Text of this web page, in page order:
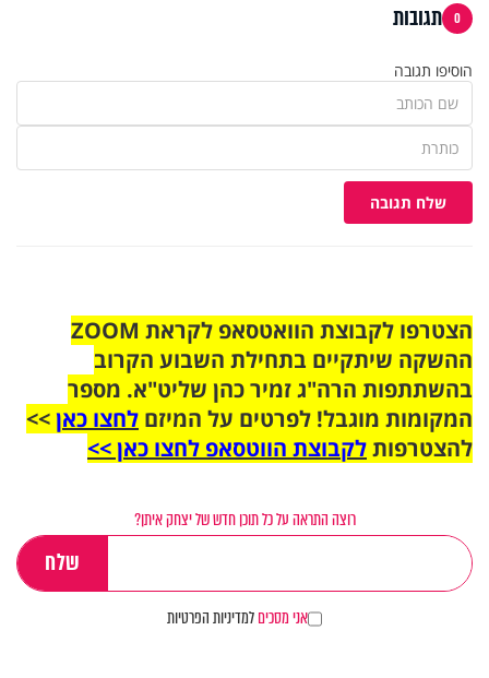
0 תגובות
הוסיפו תגובה
שלח תגובה
הצטרפו לקבוצת הוואטסאפ לקראת ZOOM
ההשקה שיתקיים בתחילת השבוע הקרוב
בהשתתפות הרה"ג זמיר כהן שליט"א. מספר
המקומות מוגבל! לפרטים על המיזם לחצו כאן>>
להצטרפותלקבוצת הווטסאפ לחצו כאן >>
רוצה התראה על כל תוכן חדש של יצחק איתן?
אני מסכיםלמדיניות הפרטיות